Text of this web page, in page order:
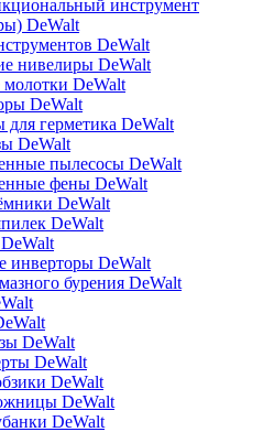
инструмент
DeWalt
DeWalt
нивелиры DeWalt
DeWalt
DeWalt
для герметика DeWalt
DeWalt
пылесосы DeWalt
фены DeWalt
DeWalt
DeWalt
инверторы DeWalt
бурения DeWalt
DeWalt
DeWalt
DeWalt
DeWalt
DeWalt